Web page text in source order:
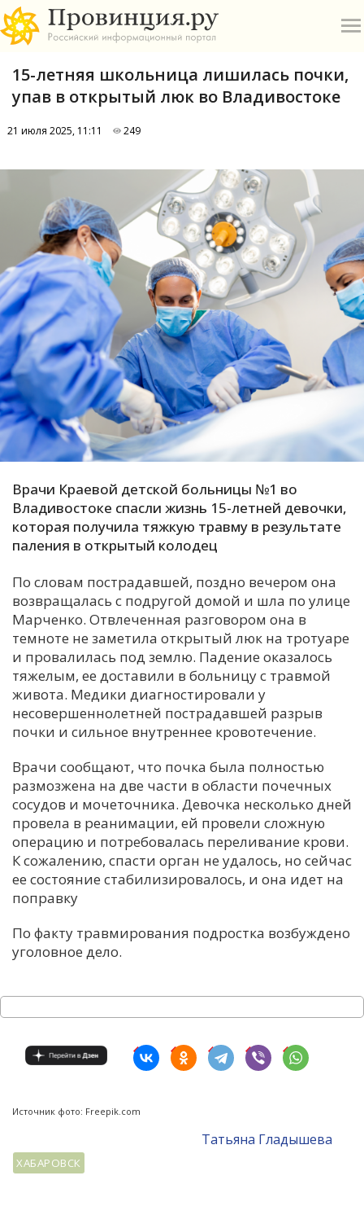
А
Б
В
Е
И
К
М
Н
О
П
Р
С
Т
Х
Я
15-летняя школьница лишилась почки,
упав в открытый люк во Владивостоке
21 июля 2025, 11:11 249
Врачи Краевой детской больницы №1 во
Владивостоке спасли жизнь 15-летней девочки,
которая получила тяжкую травму в результате
паления в открытый колодец
По словам пострадавшей, поздно вечером она
возвращалась с подругой домой и шла по улице
Марченко. Отвлеченная разговором она в
темноте не заметила открытый люк на тротуаре
и провалилась под землю. Падение оказалось
тяжелым, ее доставили в больницу с травмой
живота. Медики диагностировали у
несовершеннолетней пострадавшей разрыв
почки и сильное внутреннее кровотечение.
Врачи сообщают, что почка была полностью
размозжена на две части в области почечных
сосудов и мочеточника. Девочка несколько дней
провела в реанимации, ей провели сложную
операцию и потребовалась переливание крови.
К сожалению, спасти орган не удалось, но сейчас
ее состояние стабилизировалось, и она идет на
поправку
По факту травмирования подростка возбуждено
уголовное дело.
Источник фото: Freepik.com
Татьяна Гладышева
ХАБАРОВСК